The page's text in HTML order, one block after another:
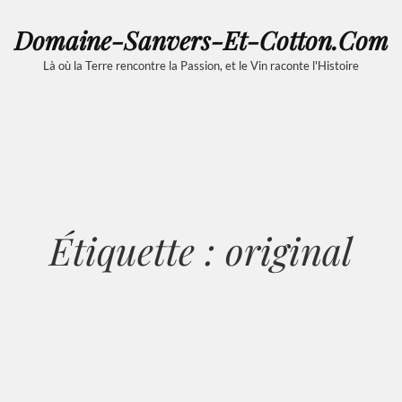
Domaine-Sanvers-Et-Cotton.com
Là où la Terre rencontre la Passion, et le Vin raconte l'Histoire
Étiquette : original